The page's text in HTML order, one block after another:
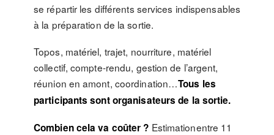
se répartir les différents services indispensables
à la préparation de la sortie.
Topos, matériel, trajet, nourriture, matériel
collectif, compte-rendu, gestion de l’argent,
réunion en amont, coordination…Tous les
participants sont organisateurs de la sortie.
Combien cela va coûter ? Estimationentre 11